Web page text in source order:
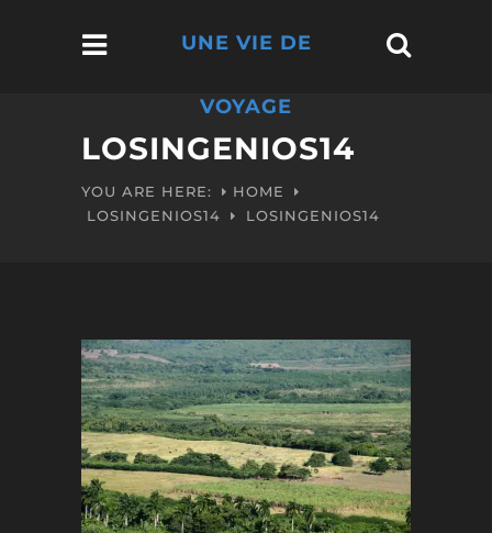
UNE VIE DE
VOYAGE
LOSINGENIOS14
YOU ARE HERE:
HOME
LOSINGENIOS14
LOSINGENIOS14